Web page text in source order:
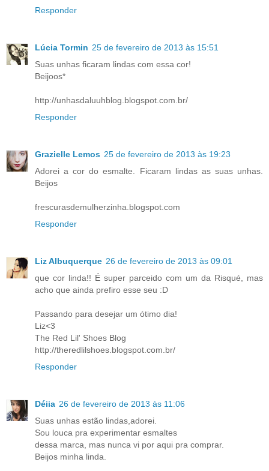
Responder
Lúcia Tormin 25 de fevereiro de 2013 às 15:51
Suas unhas ficaram lindas com essa cor!
Beijoos*
http://unhasdaluuhblog.blogspot.com.br/
Responder
Grazielle Lemos 25 de fevereiro de 2013 às 19:23
Adorei a cor do esmalte. Ficaram lindas as suas unhas.
Beijos
frescurasdemulherzinha.blogspot.com
Responder
Liz Albuquerque 26 de fevereiro de 2013 às 09:01
que cor linda!! É super parceido com um da Risqué, mas
acho que ainda prefiro esse seu :D
Passando para desejar um ótimo dia!
Liz<3
The Red Lil' Shoes Blog
http://theredlilshoes.blogspot.com.br/
Responder
Déiia 26 de fevereiro de 2013 às 11:06
Suas unhas estão lindas,adorei.
Sou louca pra experimentar esmaltes
dessa marca, mas nunca vi por aqui pra comprar.
Beijos minha linda.